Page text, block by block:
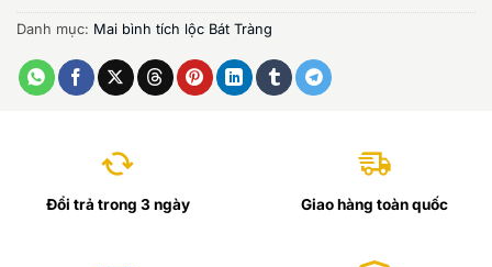
Danh mục: Mai bình tích lộc Bát Tràng
Đổi trả trong 3 ngày Giao hàng toàn quốc